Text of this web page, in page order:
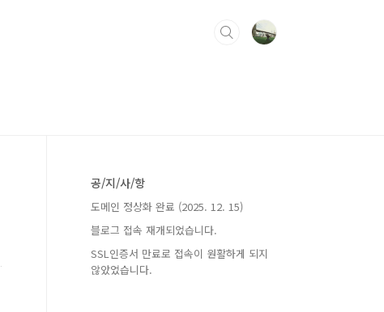
공/지/사/항
도메인 정상화 완료 (2025. 12. 15)
블로그 접속 재개되었습니다.
SSL인증서 만료로 접속이 원활하게 되지
않았었습니다.